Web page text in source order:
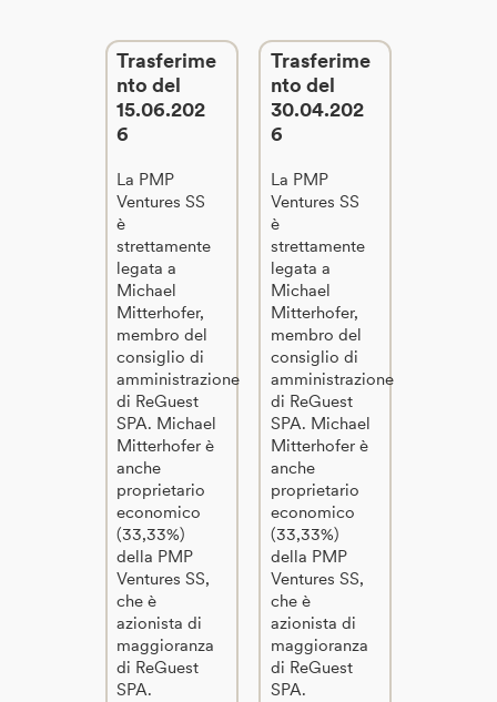
Trasferime
nto del
15.06.202
6
La PMP
Ventures SS
è
strettamente
legata a
Michael
Mitterhofer,
membro del
consiglio di
amministrazione
di ReGuest
SPA. Michael
Mitterhofer è
anche
proprietario
economico
(33,33%)
della PMP
Ventures SS,
che è
azionista di
maggioranza
di ReGuest
SPA.
Trasferime
nto del
30.04.202
6
La PMP
Ventures SS
è
strettamente
legata a
Michael
Mitterhofer,
membro del
consiglio di
amministrazione
di ReGuest
SPA. Michael
Mitterhofer è
anche
proprietario
economico
(33,33%)
della PMP
Ventures SS,
che è
azionista di
maggioranza
di ReGuest
SPA.